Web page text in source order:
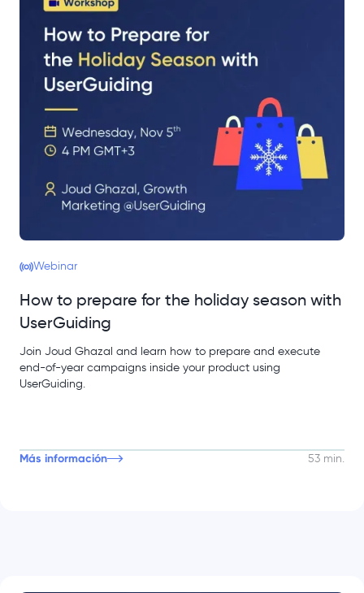
Webinar
How to prepare for the holiday season with
UserGuiding
Join Joud Ghazal and learn how to prepare and execute
end-of-year campaigns inside your product using
UserGuiding.
Más información 53 min.